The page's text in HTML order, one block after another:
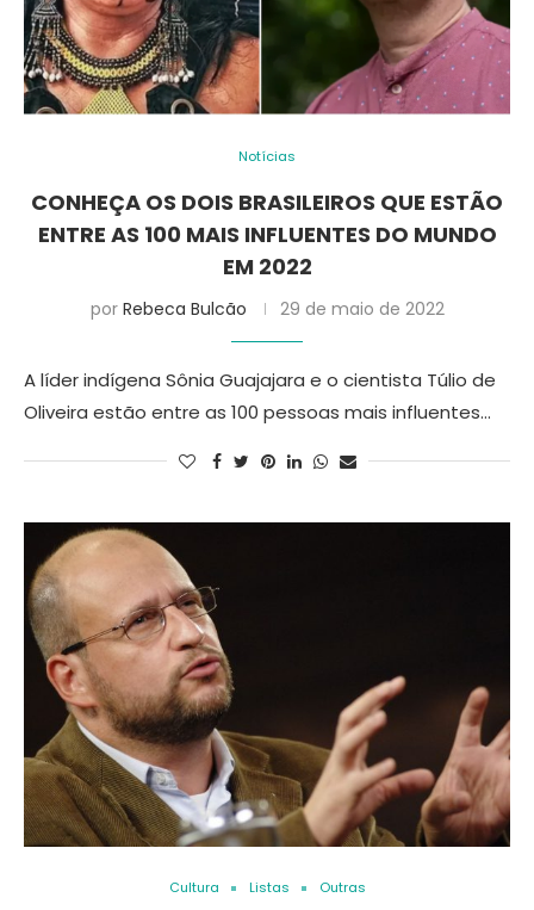
Notícias
CONHEÇA OS DOIS BRASILEIROS QUE ESTÃO
ENTRE AS 100 MAIS INFLUENTES DO MUNDO
EM 2022
por Rebeca Bulcão 29 de maio de 2022
A líder indígena Sônia Guajajara e o cientista Túlio de
Oliveira estão entre as 100 pessoas mais influentes…
Cultura Listas Outras